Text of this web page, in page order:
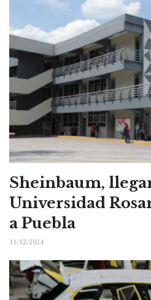
Sheinbaum,
Universidad
a Puebla
11/12/2024